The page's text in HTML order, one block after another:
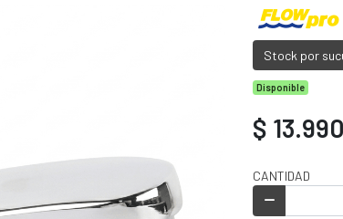
Stock por
Disponible
$ 13.990
CANTIDAD